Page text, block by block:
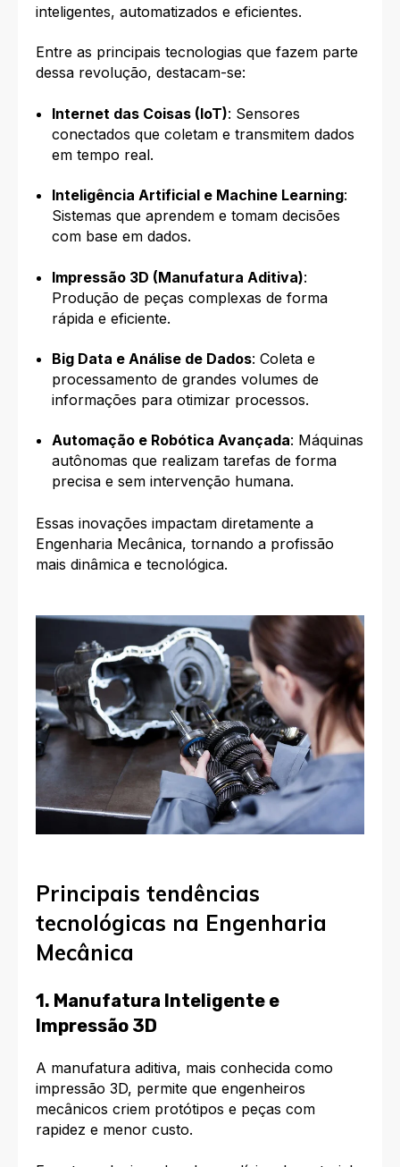
inteligentes, automatizados e eficientes.
Entre as principais tecnologias que fazem parte
dessa revolução, destacam-se:
Internet das Coisas (IoT): Sensores
conectados que coletam e transmitem dados
em tempo real.
Inteligência Artificial e Machine Learning:
Sistemas que aprendem e tomam decisões
com base em dados.
Impressão 3D (Manufatura Aditiva):
Produção de peças complexas de forma
rápida e eficiente.
Big Data e Análise de Dados: Coleta e
processamento de grandes volumes de
informações para otimizar processos.
Automação e Robótica Avançada: Máquinas
autônomas que realizam tarefas de forma
precisa e sem intervenção humana.
Essas inovações impactam diretamente a
Engenharia Mecânica, tornando a profissão
mais dinâmica e tecnológica.
Principais tendências
tecnológicas na Engenharia
Mecânica
1. Manufatura Inteligente e
Impressão 3D
A manufatura aditiva, mais conhecida como
impressão 3D, permite que engenheiros
mecânicos criem protótipos e peças com
rapidez e menor custo.